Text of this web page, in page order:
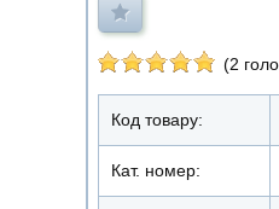
(2
Код товару:
Кат. номер: